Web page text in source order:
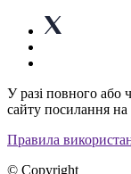
У разі повного або
сайту посилання
Правила
© Copyright